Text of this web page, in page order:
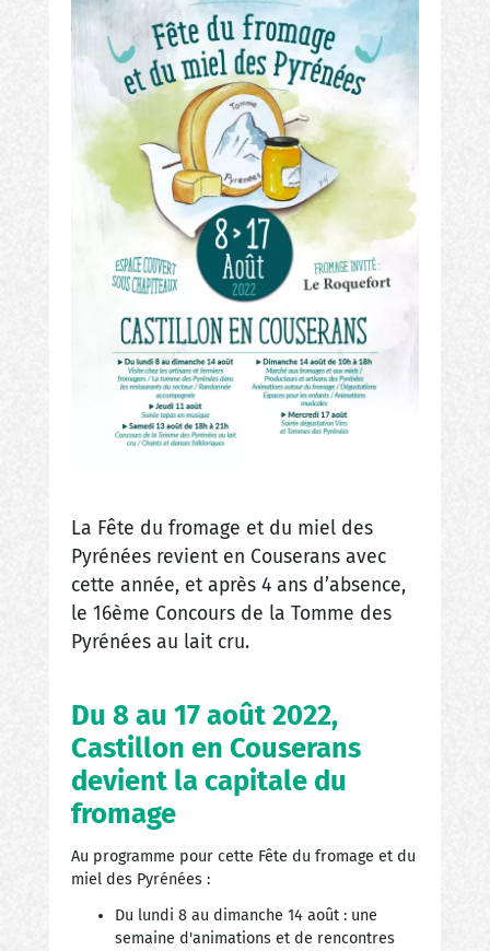
La Fête du fromage et du miel des
Pyrénées revient en Couserans avec
cette année, et après 4 ans d’absence,
le 16ème Concours de la Tomme des
Pyrénées au lait cru.
Du 8 au 17 août 2022,
Castillon en Couserans
devient la capitale du
fromage
Au programme pour cette Fête du fromage et du
miel des Pyrénées :
Du lundi 8 au dimanche 14 août : une
semaine d'animations et de rencontres